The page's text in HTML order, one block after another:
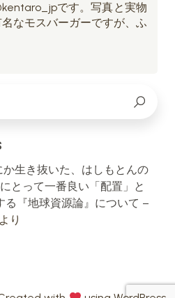
です。写真と実物
なモスバーガーですが、ふ
か生き抜いた、はしもとんの
とって一番良い「配置」と
る『地球資源論』について –
より